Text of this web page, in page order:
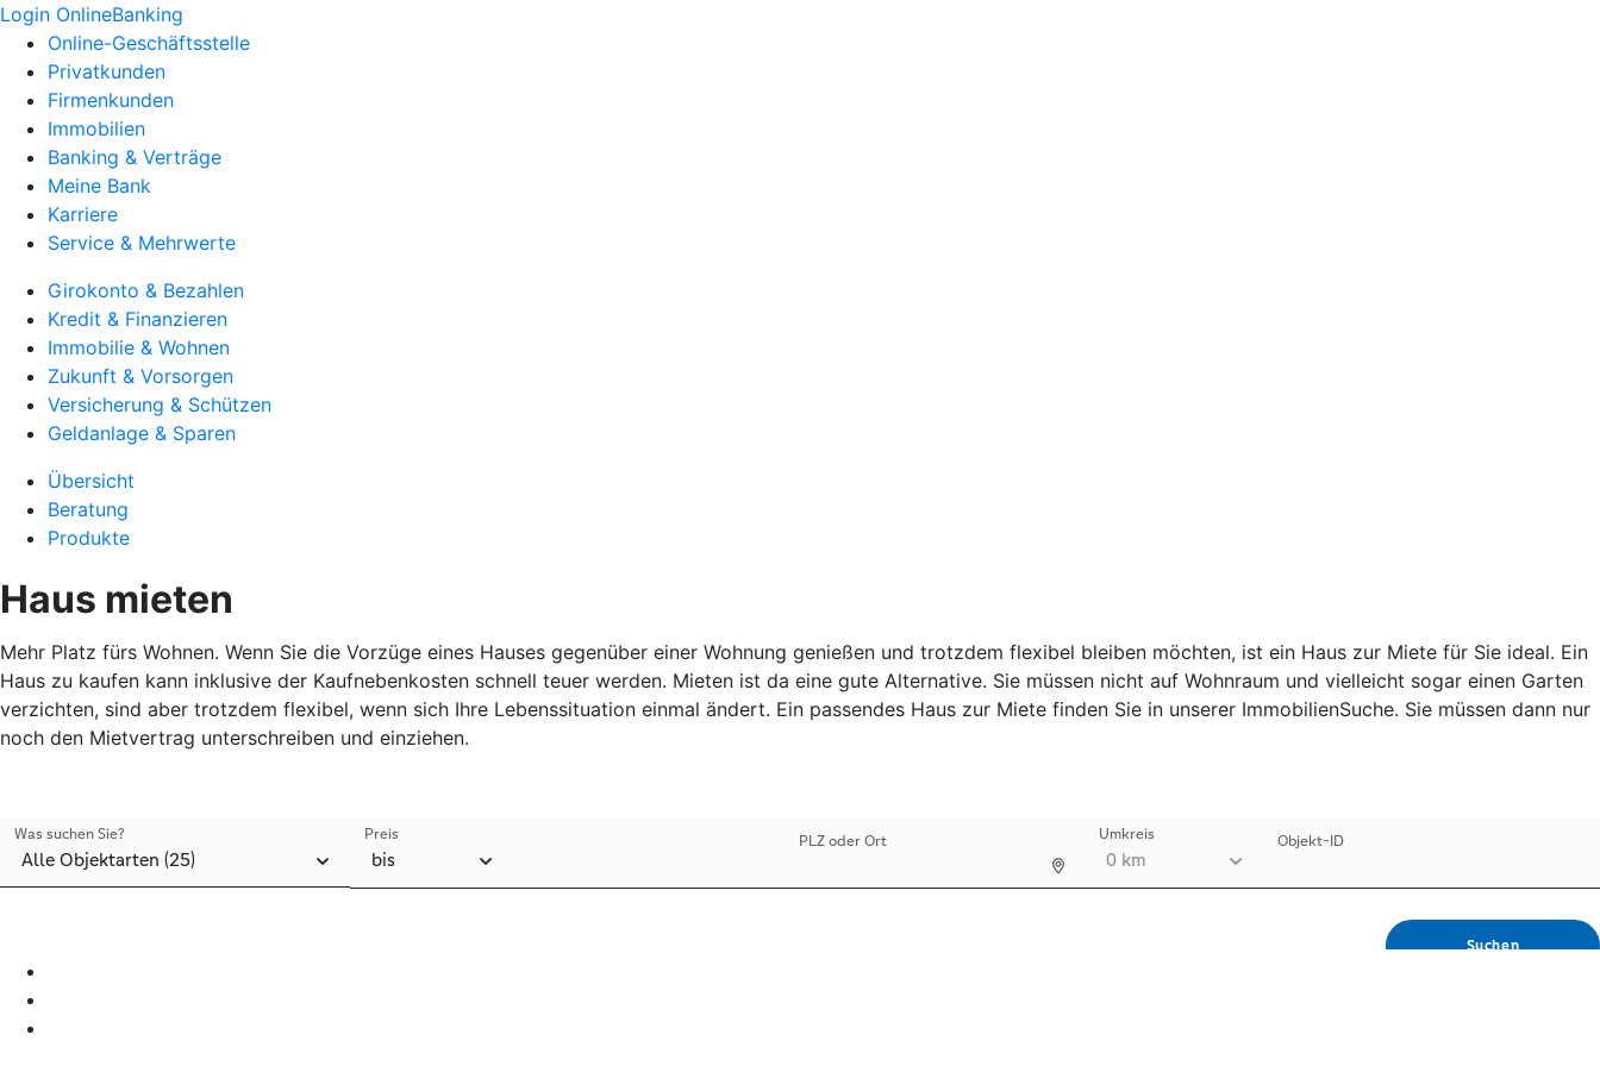
Login OnlineBanking
Online-Geschäftsstelle
Privatkunden
Firmenkunden
Immobilien
Banking & Verträge
Meine Bank
Karriere
Service & Mehrwerte
Girokonto & Bezahlen
Kredit & Finanzieren
Immobilie & Wohnen
Zukunft & Vorsorgen
Versicherung & Schützen
Geldanlage & Sparen
Übersicht
Beratung
Produkte
Haus mieten
Mehr Platz fürs Wohnen. Wenn Sie die Vorzüge eines Hauses gegenüber einer Wohnung genießen und trotzdem flexibel bleiben möchten, ist ein Haus zur Miete für Sie ideal. Ein
Haus zu kaufen kann inklusive der Kaufnebenkosten schnell teuer werden. Mieten ist da eine gute Alternative. Sie müssen nicht auf Wohnraum und vielleicht sogar einen Garten
verzichten, sind aber trotzdem flexibel, wenn sich Ihre Lebenssituation einmal ändert. Ein passendes Haus zur Miete finden Sie in unserer ImmobilienSuche. Sie müssen dann nur
noch den Mietvertrag unterschreiben und einziehen.